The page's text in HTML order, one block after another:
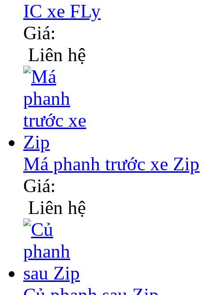
IC xe FLy
Giá:
Liên hệ
Má phanh trước xe Zip
Giá:
Liên hệ